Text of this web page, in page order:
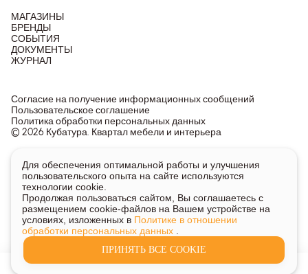
МАГАЗИНЫ
БРЕНДЫ
СОБЫТИЯ
ДОКУМЕНТЫ
ЖУРНАЛ
© 2026 Кубатура. Квартал мебели и интерьера
Согласие на получение информационных сообщений
Пользовательское соглашение
Политика обработки персональных данных
Информация о товарах и ценах на сайте не является
публичной офертой, носит исключительно информационный
характер.
Для получения подробной информации о наличии и стоимости
указанных товаров и услуг напишите или позвоните нам.
Для обеспечения оптимальной работы и улучшения
пользовательского опыта на сайте используются
технологии cookie.
Продолжая пользоваться сайтом, Вы соглашаетесь с
размещением cookie-файлов на Вашем устройстве на
условиях, изложенных в Политике в отношении
обработки персональных данных
ПРИНЯТЬ ВСЕ COOKIE